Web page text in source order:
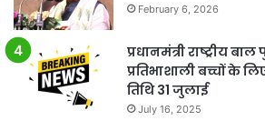
February 6, 2026
प्रधानमंत्री राष्ट्रीय
प्रतिभाशाली बच्चों के
तिथि 31 जुलाई
July 16, 2025